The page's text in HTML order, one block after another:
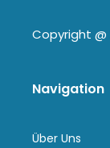
Copyright @
Navigation
Über Uns